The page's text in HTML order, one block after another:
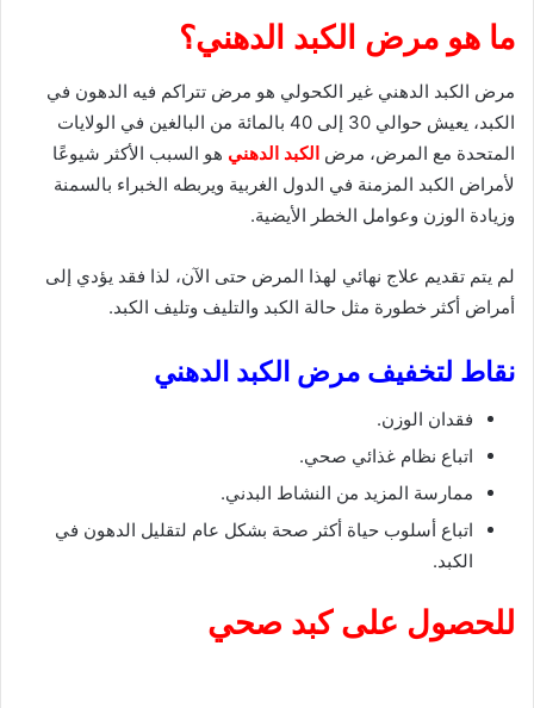
ما هو مرض الكبد الدهني؟
مرض الكبد الدهني غير الكحولي هو مرض تتراكم فيه الدهون في
الكبد، يعيش حوالي 30 إلى 40 بالمائة من البالغين في الولايات
المتحدة مع المرض، مرض الكبد الدهني هو السبب الأكثر شيوعًا
لأمراض الكبد المزمنة في الدول الغربية ويربطه الخبراء بالسمنة
وزيادة الوزن وعوامل الخطر الأيضية.
لم يتم تقديم علاج نهائي لهذا المرض حتى الآن، لذا فقد يؤدي إلى
أمراض أكثر خطورة مثل حالة الكبد والتليف وتليف الكبد.
نقاط لتخفيف مرض الكبد الدهني
فقدان الوزن.
اتباع نظام غذائي صحي.
ممارسة المزيد من النشاط البدني.
اتباع أسلوب حياة أكثر صحة بشكل عام لتقليل الدهون في
الكبد.
للحصول على كبد صحي